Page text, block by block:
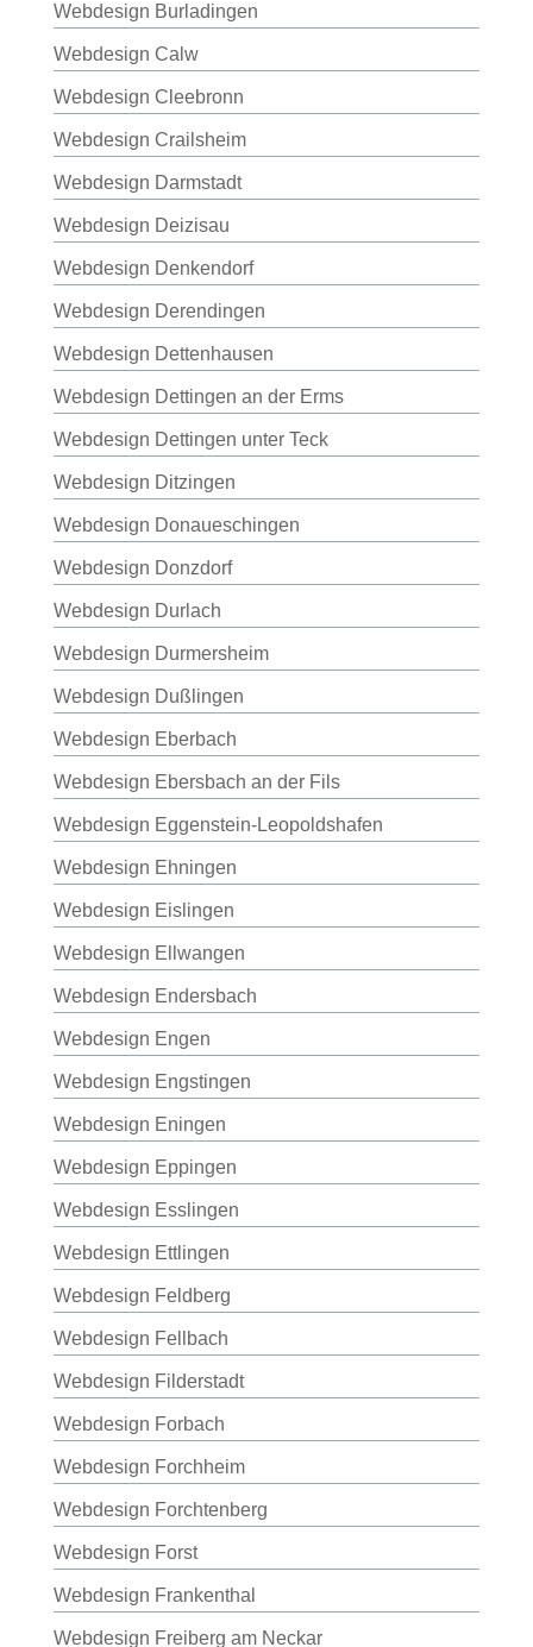
Webdesign Burladingen
Webdesign Calw
Webdesign Cleebronn
Webdesign Crailsheim
Webdesign Darmstadt
Webdesign Deizisau
Webdesign Denkendorf
Webdesign Derendingen
Webdesign Dettenhausen
Webdesign Dettingen an der Erms
Webdesign Dettingen unter Teck
Webdesign Ditzingen
Webdesign Donaueschingen
Webdesign Donzdorf
Webdesign Durlach
Webdesign Durmersheim
Webdesign Dußlingen
Webdesign Eberbach
Webdesign Ebersbach an der Fils
Webdesign Eggenstein-Leopoldshafen
Webdesign Ehningen
Webdesign Eislingen
Webdesign Ellwangen
Webdesign Endersbach
Webdesign Engen
Webdesign Engstingen
Webdesign Eningen
Webdesign Eppingen
Webdesign Esslingen
Webdesign Ettlingen
Webdesign Feldberg
Webdesign Fellbach
Webdesign Filderstadt
Webdesign Forbach
Webdesign Forchheim
Webdesign Forchtenberg
Webdesign Forst
Webdesign Frankenthal
Webdesign Freiberg am Neckar